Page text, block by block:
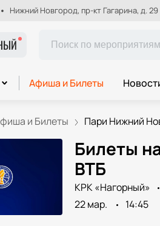
Нижний Новгород, пр-кт Гагарина, д. 29
Афиша и Билеты
и Билеты Пари Нижний
Билеты
ВТБ
КРК «Нагорный»
22 мар.
14:45